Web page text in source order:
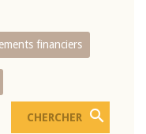
financiers